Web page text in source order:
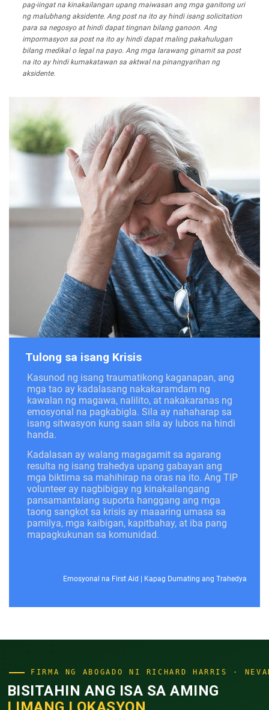
pag-iingat na kinakailangan upang maiwasan ang mga ganitong uri
ng malubhang aksidente. Ang post na ito ay hindi isang solicitation
para sa negosyo at hindi dapat tingnan bilang ganoon. Ang
impormasyon sa post na ito ay hindi dapat maling pakahulugan
bilang medikal o legal na payo. Ang mga larawang ginamit sa post
na ito ay hindi kumakatawan sa aktwal na pinangyarihan ng
aksidente.
Tulong sa isang Krisis
Kasunod ng isang traumatikong kaganapan, ang
mga tao ay kadalasang nakakaramdam ng
kawalan ng magawa, nalilito, at nakakaranas ng
emosyonal na pagkabigla. Sila ay nahaharap sa
isang sitwasyon kung saan sila ay lubos na hindi
handa.
Kadalasan ay walang magagamit sa agarang
resulta ng isang trahedya upang gabayan ang
mga biktima sa mahihirap na oras na ito. Ang TIP
volunteer ay nagbibigay ng kinakailangang
pansamantalang suporta hanggang ang mga
taong sangkot sa krisis ay maaaring umasa sa
pamilya, mga kaibigan, kapitbahay, at iba pang
mapagkukunan sa komunidad.
Emosyonal na First Aid Kapag Dumating ang Trahedya
FIRMA NG ABOGADO NI RICHARD HARRIS ·
BISITAHIN ANG ISA SA AMING